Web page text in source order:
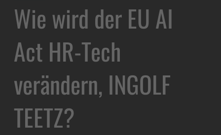
Wie wird der EU AI
Act HR-Tech
verändern, INGOLF
TEETZ?